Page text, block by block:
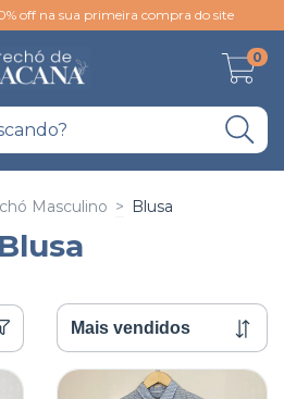
off na sua primeira compra do site
0
Masculino > Blusa
Blusa